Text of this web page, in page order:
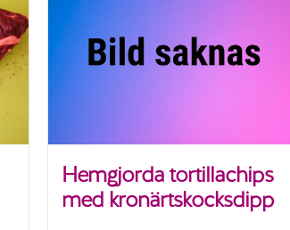
Hemgjorda tortillachips
med kronärtskocksdipp